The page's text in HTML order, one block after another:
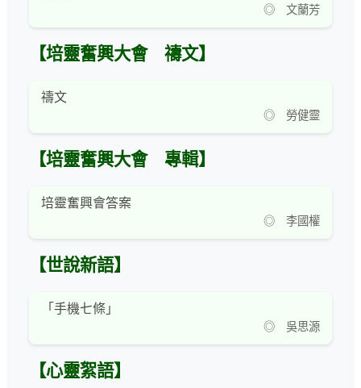
◎ 文蘭芳
【培靈奮興大會 禱文】
禱文
◎ 勞健靈
【培靈奮興大會 專輯】
培靈奮興會答案
◎ 李國權
【世說新語】
「手機七條」
◎ 吳思源
【心靈絮語】